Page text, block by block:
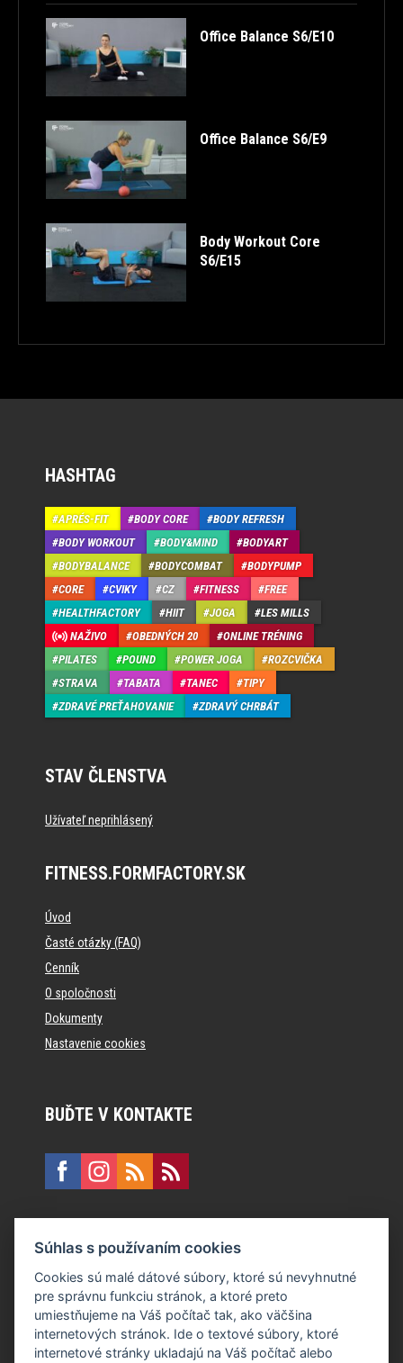
Office Balance S6/E10
Office Balance S6/E9
Body Workout Core
S6/E15
HASHTAG
APRÉS-FIT BODY CORE
BODY REFRESH
BODY WORKOUT
BODY&MIND
BODYART
BODYBALANCE
BODYCOMBAT
BODYPUMP
CORE
CVIKY CZ FITNESS
FREE
HEALTHFACTORY
HIIT JOGA
LES MILLS
NAŽIVO
OBEDNÝCH 20
ONLINE TRÉNING
PILATES
POUND POWER JOGA
ROZCVIČKA
STRAVA
TABATA TANEC
TIPY
ZDRAVÉ PREŤAHOVANIE
ZDRAVÝ CHRBÁT
STAV ČLENSTVA
Užívateľ neprihlásený
FITNESS.FORMFACTORY.SK
Úvod
Časté otázky (FAQ)
Cenník
O spoločnosti
Dokumenty
Nastavenie cookies
BUĎTE V KONTAKTE
E:recepcia@formfactory.sk
Form Factory Slovakia s.r.o., Ružová dolina 480/6, 821 08
Bratislava
Súhlas s používaním cookies
Cookies sú malé dátové súbory, ktoré sú nevyhnutné
pre správnu funkciu stránok, a ktoré preto
umiestňujeme na Váš počítač tak, ako väčšina
internetových stránok. Ide o textové súbory, ktoré
internetové stránky ukladajú na Váš počítač alebo